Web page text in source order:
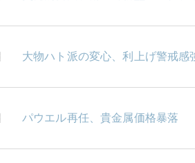
大物ハト派の変心、利上げ警戒感
パウエル再任、貴金属価格暴落